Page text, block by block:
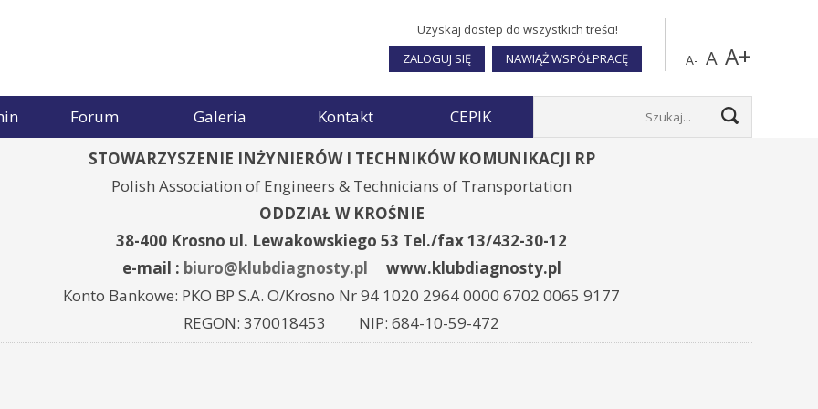
A- A A+
Uzyskaj dostep do wszystkich treści!
ZALOGUJ SIĘ
NAWIĄŻ WSPÓŁPRACĘ
Forum Galeria Kontakt CEPIK
STOWARZYSZENIE INŻYNIERÓW I TECHNIKÓW KOMUNIKACJI RP
Polish Association of Engineers & Technicians of Transportation
ODDZIAŁ W KROŚNIE
38-400 Krosno ul. Lewakowskiego 53 Tel./fax 13/432-30-12
e-mail : biuro@klubdiagnosty.pl www.klubdiagnosty.pl
Konto Bankowe: PKO BP S.A. O/Krosno Nr 94 1020 2964 0000 6702 0065 9177
REGON: 370018453 NIP: 684-10-59-472